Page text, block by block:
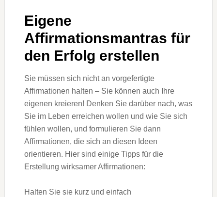
Eigene
Affirmationsmantras für
den Erfolg erstellen
Sie müssen sich nicht an vorgefertigte
Affirmationen halten – Sie können auch Ihre
eigenen kreieren! Denken Sie darüber nach, was
Sie im Leben erreichen wollen und wie Sie sich
fühlen wollen, und formulieren Sie dann
Affirmationen, die sich an diesen Ideen
orientieren. Hier sind einige Tipps für die
Erstellung wirksamer Affirmationen:
Halten Sie sie kurz und einfach